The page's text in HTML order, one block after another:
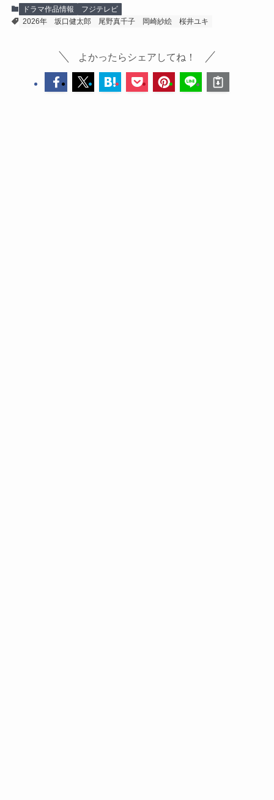
ドラマ作品情報
フジテレビ
2026年
坂口健太郎 尾野真千子 岡崎紗絵 桜井ユキ
よかったらシェアしてね！